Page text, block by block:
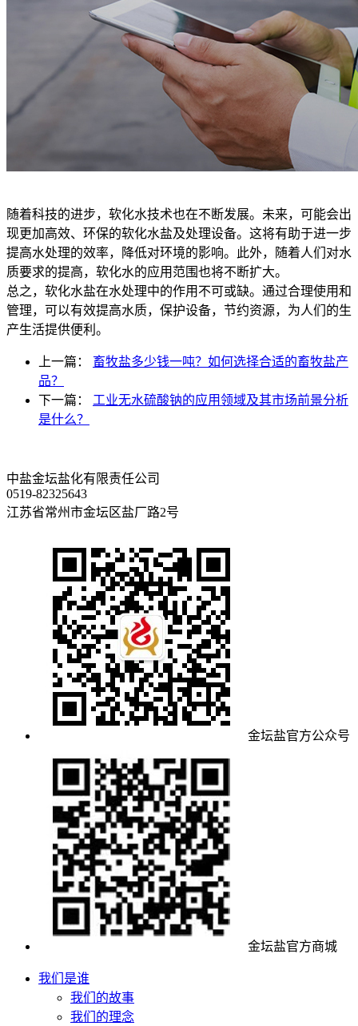
随着科技的进步，软化水技术也在不断发展。未来，可能会出
现更加高效、环保的软化水盐及处理设备。这将有助于进一步
提高水处理的效率，降低对环境的影响。此外，随着人们对水
质要求的提高，软化水的应用范围也将不断扩大。
总之，软化水盐在水处理中的作用不可或缺。通过合理使用和
管理，可以有效提高水质，保护设备，节约资源，为人们的生
产生活提供便利。
上一篇： 畜牧盐多少钱一吨？如何选择合适的畜牧盐产
品？
下一篇： 工业无水硫酸钠的应用领域及其市场前景分析
是什么？
中盐金坛盐化有限责任公司
0519-82325643
江苏省常州市金坛区盐厂路2号
金坛盐官方公众号
金坛盐官方商城
我们是谁
我们的故事
我们的理念